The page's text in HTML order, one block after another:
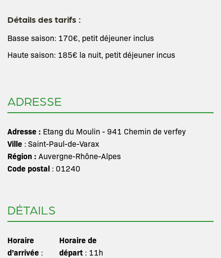
Détails des tarifs :
Basse saison: 170€, petit déjeuner inclus
Haute saison: 185€ la nuit, petit déjeuner incus
ADRESSE
Adresse : Etang du Moulin - 941 Chemin de verfey
Ville : Saint-Paul-de-Varax
Région : Auvergne-Rhône-Alpes
Code postal : 01240
DÉTAILS
Horaire
d’arrivée :
Horaire de
départ: 11h